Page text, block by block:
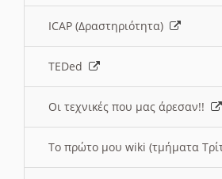
ICAP (Δραστηριότητα)
TEDed
Οι τεχνικές που μας άρεσαν!!
Το πρώτο μου wiki (τμήματα